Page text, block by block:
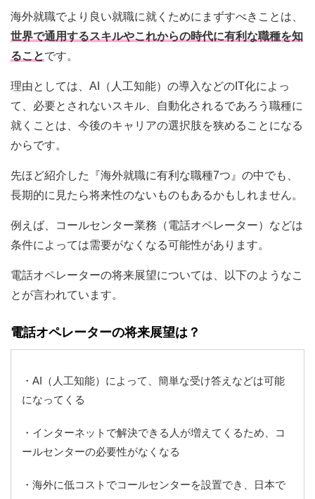
海外就職でより良い就職に就くためにまずすべきことは、
世界で通用するスキルやこれからの時代に有利な職種を知
ることです。
理由としては、AI（人工知能）の導入などのIT化によっ
て、必要とされないスキル、自動化されるであろう職種に
就くことは、今後のキャリアの選択肢を狭めることになる
からです。
先ほど紹介した『海外就職に有利な職種7つ』の中でも、
長期的に見たら将来性のないものもあるかもしれません。
例えば、コールセンター業務（電話オペレーター）などは
条件によっては需要がなくなる可能性があります。
電話オペレーターの将来展望については、以下のようなこ
とが言われています。
電話オペレーターの将来展望は？
・AI（人工知能）によって、簡単な受け答えなどは可能
になってくる
・インターネットで解決できる人が増えてくるため、コ
ールセンターの必要性がなくなる
・海外に低コストでコールセンターを設置でき、日本で